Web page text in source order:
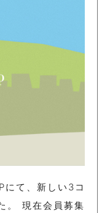
にて、新しい3コ
。 現在会員募集